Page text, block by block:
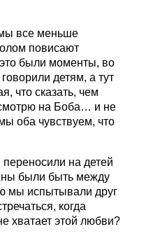
все меньше
повисают
были моменты, во
детям, а тут
что сказать, чем
на Боба… и не
оба чувствуем, что
на детей
были быть между
мы испытывали друг
когда
хватает этой любви?